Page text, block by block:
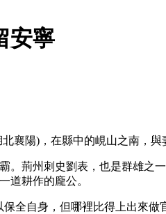
安寧
襄陽)，在縣中的峴山之南，
。荊州刺史劉表，也是群雄之
道耕作的龐公。
全自身，但哪裡比得上出來